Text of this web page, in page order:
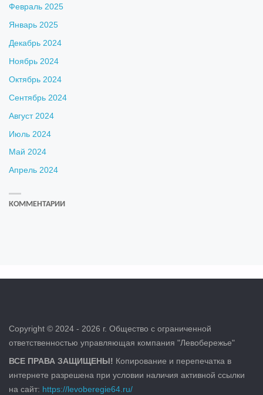
Февраль 2025
Январь 2025
Декабрь 2024
Ноябрь 2024
Октябрь 2024
Сентябрь 2024
Август 2024
Июль 2024
Май 2024
Апрель 2024
КОММЕНТАРИИ
Copyright © 2024 - 2026 г. Общество с ограниченной
ответственностью управляющая компания "Левобережье"
ВСЕ ПРАВА ЗАЩИЩЕНЫ! Копирование и перепечатка в
интернете разрешена при условии наличия активной ссылки
на сайт: https://levoberegie64.ru/